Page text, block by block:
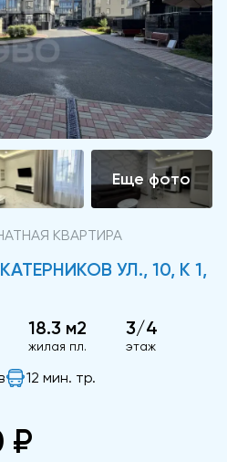
КВАРТИРА
УЛ., 10, К 1,
18.3 м2
жилая пл.
3/4
этаж
12 мин. тр.
₽